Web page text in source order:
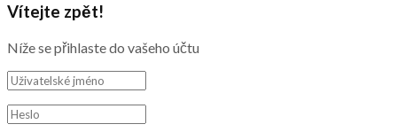
Vítejte zpět!
Níže se přihlaste do vašeho účtu